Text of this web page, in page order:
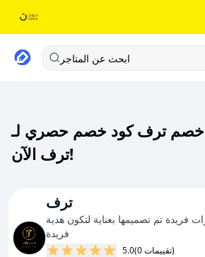
ابحث عن المتاجر
خصم ترف كود خصم حصري لـ
ترف الآن!
ترف
فريدة تم تصميمها بعناية لتكون هدية
فريدة
5.0 (0 تقييمات)